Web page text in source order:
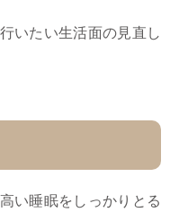
いたい生活面の見直し
い睡眠をしっかりとる